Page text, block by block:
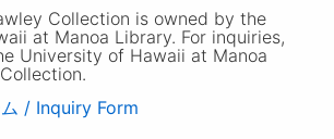
Collection is owned by the
at Manoa Library. For inquiries,
University of Hawaii at Manoa
/ Inquiry Form